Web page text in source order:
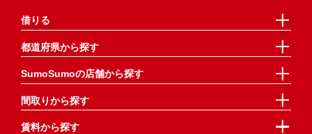
借りる
都道府県から探す
SumoSumoの店舗から探す
間取りから探す
賃料から探す